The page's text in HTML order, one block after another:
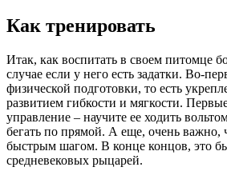
Как тренировать
Итак, как воспитать в своем питомце
случае если у него есть задатки. Во-
физической подготовки, то есть
развитием гибкости и мягкости.
управление – научите ее ходить
бегать по прямой. А еще, очень важно,
быстрым шагом. В конце концов, это
средневековых рыцарей.